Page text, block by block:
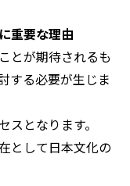
重要な理由
とが期待されるも
する必要が生じま
となります。
として日本文化の